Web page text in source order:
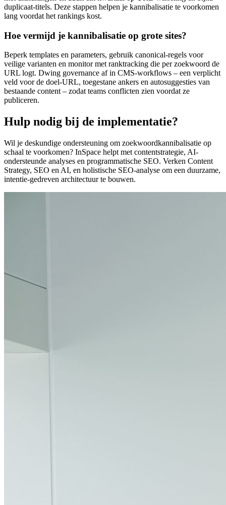
duplicaat-titels. Deze stappen helpen je kannibalisatie te voorkomen
lang voordat het rankings kost.
Hoe vermijd je kannibalisatie op grote sites?
Beperk templates en parameters, gebruik canonical-regels voor
veilige varianten en monitor met ranktracking die per zoekwoord de
URL logt. Dwing governance af in CMS-workflows – een verplicht
veld voor de doel-URL, toegestane ankers en autosuggesties van
bestaande content – zodat teams conflicten zien voordat ze
publiceren.
Hulp nodig bij de implementatie?
Wil je deskundige ondersteuning om zoekwoordkannibalisatie op
schaal te voorkomen? InSpace helpt met contentstrategie, AI-
ondersteunde analyses en programmatische SEO. Verken Content
Strategy, SEO en AI, en holistische SEO-analyse om een duurzame,
intentie-gedreven architectuur te bouwen.